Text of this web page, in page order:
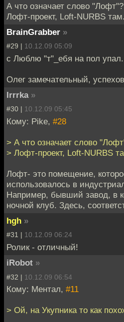
А что означает слово "Лофт"?
Лофт-проект, Loft-NURBS там.
BrainGrabber »
#29 | 10.12.09 05:09
с Люблю "т"_ебя на пол
Олег замечательный,
Irrrka »
#30 | 10.12.09 05:45
Кому: Pike, #28
> А что означает слово
> Лофт-проект, Loft-NURBS
Лофт- это помещение,
использовалось в
Например, бывший завод, в
ночной клуб. Здесь,
hgh »
#31 | 10.12.09 06:24
Ролик - отличный!
iRobot »
#32 | 10.12.09 06:54
Кому: Ментал, #11
> Ой, на Укупника то как